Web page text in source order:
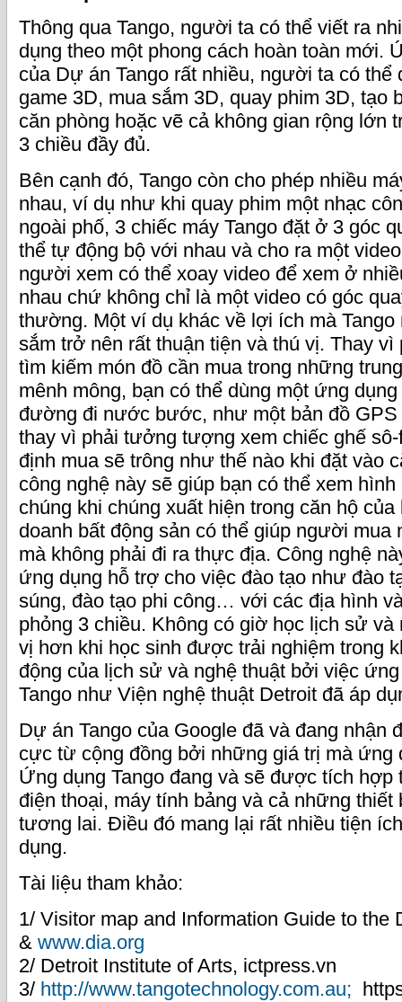
Thông qua Tango, người ta có thể viết ra
dụng theo một phong cách hoàn toàn mới.
của Dự án Tango rất nhiều, người ta có thể
game 3D, mua sắm 3D, quay phim 3D, tạo
căn phòng hoặc vẽ cả không gian rộng lớn
3 chiều đầy đủ.
Bên cạnh đó, Tango còn cho phép nhiều
nhau, ví dụ như khi quay phim một nhạc
ngoài phố, 3 chiếc máy Tango đặt ở 3 góc
thể tự động bộ với nhau và cho ra một
người xem có thể xoay video để xem ở
nhau chứ không chỉ là một video có góc
thường. Một ví dụ khác về lợi ích mà Tango
sắm trở nên rất thuận tiện và thú vị. Thay vì
tìm kiếm món đồ cần mua trong những
mênh mông, bạn có thể dùng một ứng
đường đi nước bước, như một bản đồ GPS
thay vì phải tưởng tượng xem chiếc ghế
định mua sẽ trông như thế nào khi đặt vào
công nghệ này sẽ giúp bạn có thể xem
chúng khi chúng xuất hiện trong căn hộ
doanh bất động sản có thể giúp người mua
mà không phải đi ra thực địa. Công nghệ
ứng dụng hỗ trợ cho việc đào tạo như đào
súng, đào tạo phi công… với các địa hình
phỏng 3 chiều. Không có giờ học lịch sử và
vị hơn khi học sinh được trải nghiệm trong
động của lịch sử và nghệ thuật bởi việc
Tango như Viện nghệ thuật Detroit đã áp
Dự án Tango của Google đã và đang nhận
cực từ cộng đồng bởi những giá trị mà ứng
Ứng dụng Tango đang và sẽ được tích hợp
điện thoại, máy tính bảng và cả những thiết
tương lai. Điều đó mang lại rất nhiều tiện
dụng.
Tài liệu tham khảo:
1/ Visitor map and Information Guide to the
& www.dia.org
2/ Detroit Institute of Arts, ictpress.vn
3/ http://www.tangotechnology.com.au;